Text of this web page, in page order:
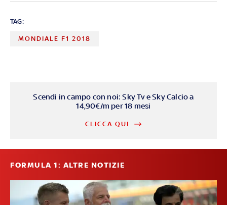
TAG:
MONDIALE F1 2018
Scendi in campo con noi: Sky Tv e Sky Calcio a
14,90€/m per 18 mesi
CLICCA QUI
FORMULA 1: ALTRE NOTIZIE